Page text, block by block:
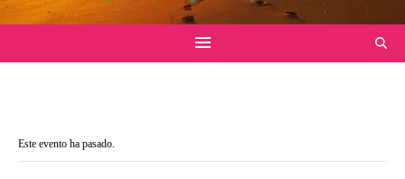
Este evento ha pasado.